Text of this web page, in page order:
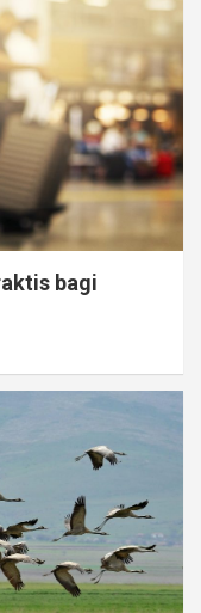
bagi